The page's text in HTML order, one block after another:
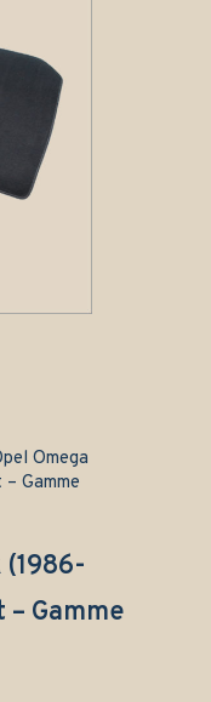
Omega
Gamme
(1986-
Gamme